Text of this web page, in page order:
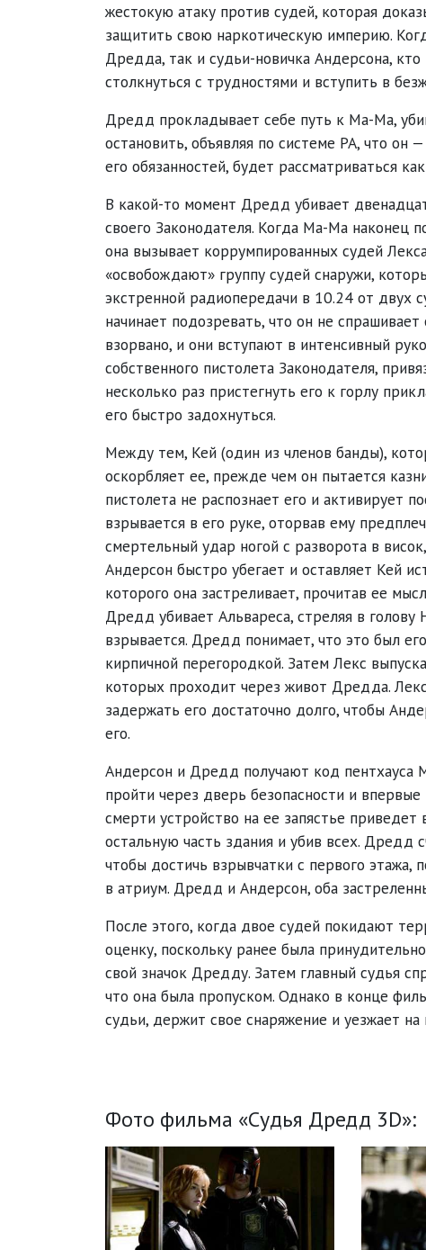
жестокую атаку против судей, которая
защитить свою наркотическую империю.
Дредда, так и судьи-новичка Андерсона,
столкнуться с трудностями и вступить в
Дредд прокладывает себе путь к Ма-Ма,
остановить, объявляя по системе PA, что
его обязанностей, будет рассматриваться
В какой-то момент Дредд убивает
своего Законодателя. Когда Ма-Ма наконец
она вызывает коррумпированных судей
«освобождают» группу судей снаружи,
экстренной радиопередачи в 10.24 от двух
начинает подозревать, что он не
взорвано, и они вступают в интенсивный
собственного пистолета Законодателя,
несколько раз пристегнуть его к горлу
его быстро задохнуться.
Между тем, Кей (один из членов банды),
оскорбляет ее, прежде чем он пытается
пистолета не распознает его и активирует
взрывается в его руке, оторвав ему
смертельный удар ногой с разворота в
Андерсон быстро убегает и оставляет Кей
которого она застреливает, прочитав ее
Дредд убивает Альвареса, стреляя в
взрывается. Дредд понимает, что это был
кирпичной перегородкой. Затем Лекс
которых проходит через живот Дредда.
задержать его достаточно долго, чтобы
его.
Андерсон и Дредд получают код пентхауса
пройти через дверь безопасности и
смерти устройство на ее запястье
остальную часть здания и убив всех. Дредд
чтобы достичь взрывчатки с первого
в атриум. Дредд и Андерсон, оба
После этого, когда двое судей покидают
оценку, поскольку ранее была
свой значок Дредду. Затем главный судья
что она была пропуском. Однако в конце
судьи, держит свое снаряжение и уезжает
Фото фильма «Судья Дредд 3D»: